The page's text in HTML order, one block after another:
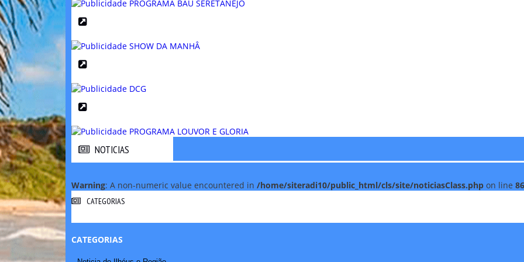
NOTICIAS
Warning: A non-numeric value encountered in /home/siteradi10/public_html/cls/site/noticiasClass.php on line 86
CATEGORIAS
CATEGORIAS